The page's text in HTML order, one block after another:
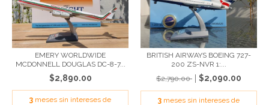
EMERY WORLDWIDE
MCDONNELL DOUGLAS DC-8-7...
$2,890.00
3 meses sin intereses de
BRITISH AIRWAYS BOEING 727-
200 ZS-NVR 1:...
$2,790.00
$2,090.00
3 meses sin intereses de